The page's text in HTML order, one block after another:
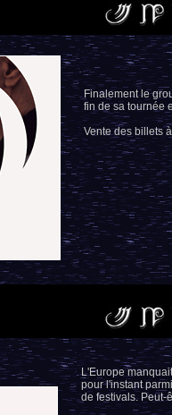
Finalement le
fin de sa tournée
Vente des billets
L'Europe
pour l'instant
de festivals. Peut-